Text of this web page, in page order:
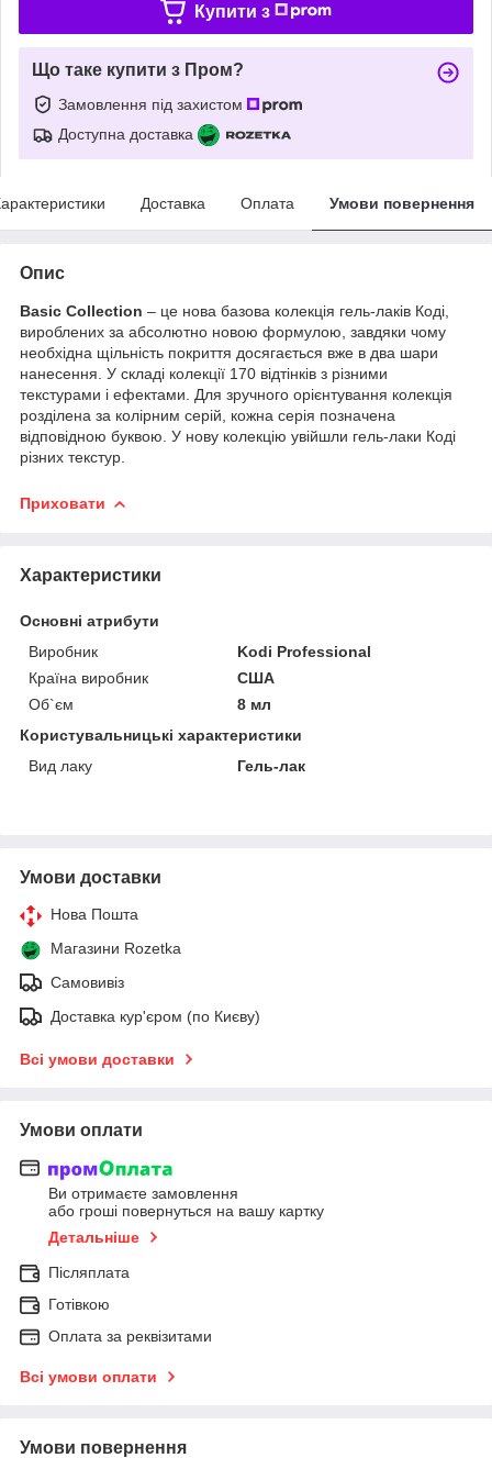
Купити з
Що таке купити з Пром?
Замовлення під захистом
Доступна доставка
Доставка Оплата Умови повернення
Опис
Basic Collection – це нова базова колекція гель-лаків Коді,
вироблених за абсолютно новою формулою, завдяки чому
необхідна щільність покриття досягається вже в два шари
нанесення. У складі колекції 170 відтінків з різними
текстурами і ефектами. Для зручного орієнтування колекція
розділена за колірним серій, кожна серія позначена
відповідною буквою. У нову колекцію увійшли гель-лаки Коді
різних текстур.
Приховати
Характеристики
Основні атрибути
Виробник
Kodi Professional
Країна виробник
США
Об`єм
8 мл
Користувальницькі характеристики
Вид лаку
Гель-лак
Умови доставки
Нова Пошта
Магазини Rozetka
Самовивіз
Доставка кур'єром (по Києву)
Всі умови доставки
Умови оплати
Ви отримаєте замовлення
або гроші повернуться на вашу картку
Детальніше
Післяплата
Готівкою
Оплата за реквізитами
Всі умови оплати
Умови повернення